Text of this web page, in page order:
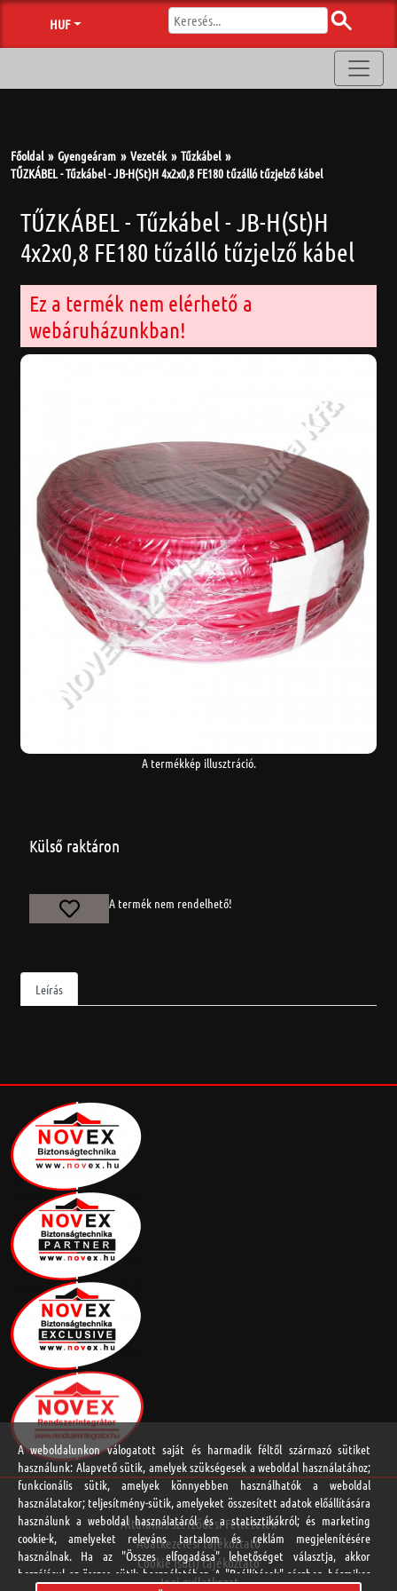
HUF
Főoldal Gyengeáram Vezeték
Tűzkábel
TŰZKÁBEL - Tűzkábel - JB-H(St)H 4x2x0,8 FE180 tűzálló tűzjelző kábel
TŰZKÁBEL - Tűzkábel - JB-H(St)H
4x2x0,8 FE180 tűzálló tűzjelző kábel
Ez a termék nem elérhető a
webáruházunkban!
A termékkép illusztráció.
Külső raktáron
A termék nem rendelhető!
Leírás
Általános Szerződési Feltételek
Adatkezelési tájékoztató
Cookie (süti) tájékoztató
Jogi nyilatkozat
A weboldalunkon válogatott saját és harmadik féltől származó sütiket
használunk: Alapvető sütik, amelyek szükségesek a weboldal használatához;
funkcionális sütik, amelyek könnyebben használhatók a weboldal
használatakor; teljesítmény-sütik, amelyeket összesített adatok előállítására
használunk a weboldal használatáról és a statisztikákról; és marketing
cookie-k, amelyeket releváns tartalom és reklám megjelenítésére
használnak. Ha az "Összes elfogadása" lehetőséget választja, akkor
hozzájárul az összes sütik használatához. A "Beállítások" részben bármikor